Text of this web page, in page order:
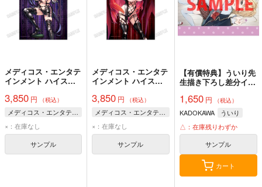
メディコス・エンタテ
インメント ハイスク
B2タペストリー【ボ
ンデージver.】2姫島
朱乃
3,850 円 （税込）
メディコス・エンタテインメント
×：在庫なし
サンプル
メディコス・エンタテ
インメント ハイスク
B2タペストリー【ボ
ンデージver.】1リア
ス・グレモリー
3,850 円 （税込）
メディコス・エンタテインメント
×：在庫なし
サンプル
【有償特典】ういり先
生描き下ろし差分イラ
（この恋、おくちにあ
いますか？ ～優等生
の白姫さんは問題児の
俺と毎日キスしてる
～）
1,650円 （税込）
KADOKAWA
ういり
△：在庫残りわずか
サンプル
カート